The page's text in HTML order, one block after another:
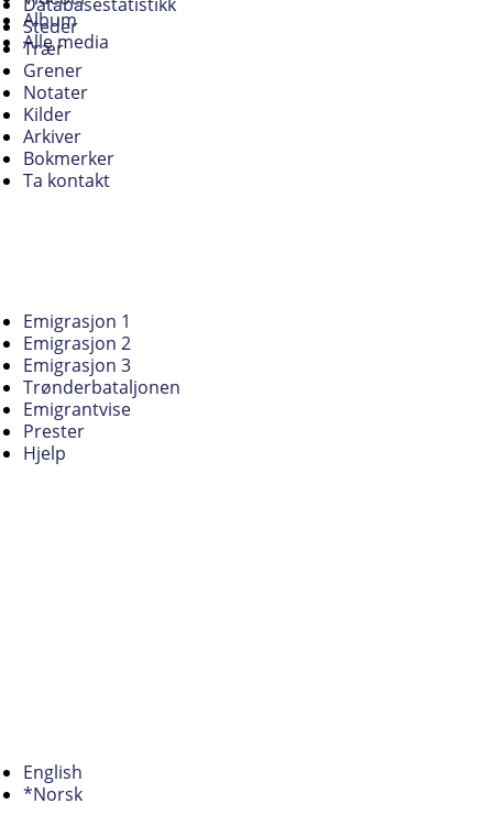
Album
Alle media
Steder
Trær
Grener
Notater
Kilder
Arkiver
Bokmerker
Ta kontakt
Emigrasjon 1
Emigrasjon 2
Emigrasjon 3
Trønderbataljonen
Emigrantvise
Prester
Hjelp
English
*Norsk